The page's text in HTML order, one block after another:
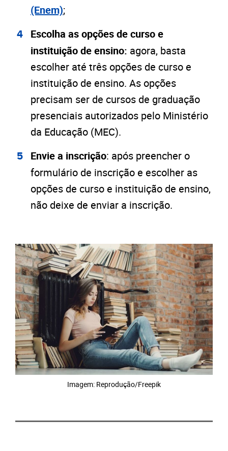
(Enem);
Escolha as opções de curso e
instituição de ensino: agora, basta
escolher até três opções de curso e
instituição de ensino. As opções
precisam ser de cursos de graduação
presenciais autorizados pelo Ministério
da Educação (MEC).
Envie a inscrição: após preencher o
formulário de inscrição e escolher as
opções de curso e instituição de ensino,
não deixe de enviar a inscrição.
Imagem: Reprodução/Freepik